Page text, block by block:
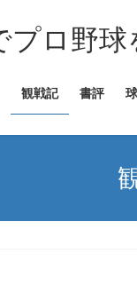
プロ野
観戦記 書評